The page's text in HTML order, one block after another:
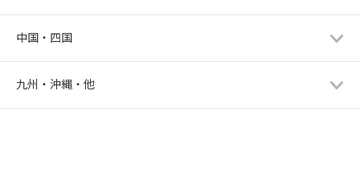
中国・四国
九州・沖縄・他